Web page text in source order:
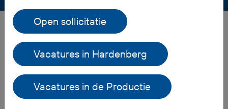
Veelgestelde vragen
Wanneer ontvang ik mijn salaris?
Open sollicitatie
Vacatures in Hardenberg
Vacatures in de Productie